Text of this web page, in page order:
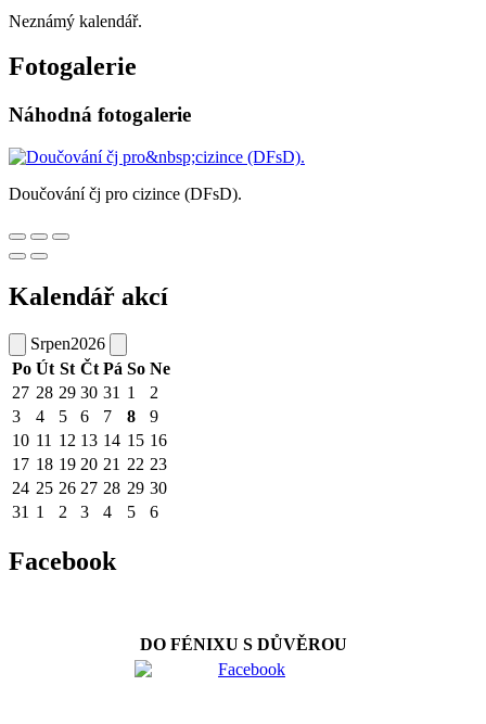
Neznámý kalendář.
Fotogalerie
Náhodná fotogalerie
Doučování čj pro cizince (DFsD).
Kalendář akcí
Srpen2026
Po Út St Čt Pá So Ne
27 28 29 30 31 1
2
3
4 5 6 7 8
9
10 11 12 13 14 15 16
17 18 19 20 21 22 23
24 25 26 27 28 29 30
31 1 2 3 4 5 6
Facebook
DO FÉNIXU S DŮVĚROU